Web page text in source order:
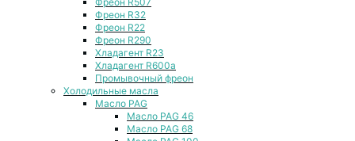
Фреон R32
Фреон R22
Фреон R290
Хладагент R23
Хладагент R600a
Промывочный фреон
Холодильные масла
Масло PAG
Масло PAG 46
Масло PAG 68